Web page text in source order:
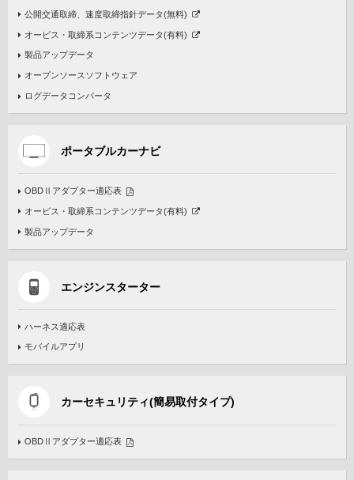
公開交通取締、速度取締指針データ(無料)
オービス・取締系コンテンツデータ(有料)
製品アップデータ
オープンソースソフトウェア
ログデータコンバータ
ポータブルカーナビ
OBDⅡアダプター適応表
オービス・取締系コンテンツデータ(有料)
製品アップデータ
エンジンスターター
ハーネス適応表
モバイルアプリ
カーセキュリティ(簡易取付タイプ)
OBDⅡアダプター適応表